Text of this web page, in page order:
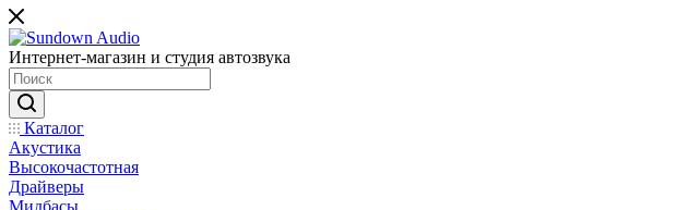
Интернет-магазин и студия автозвука
Каталог
Акустика
Высокочастотная
Драйверы
Мидбасы